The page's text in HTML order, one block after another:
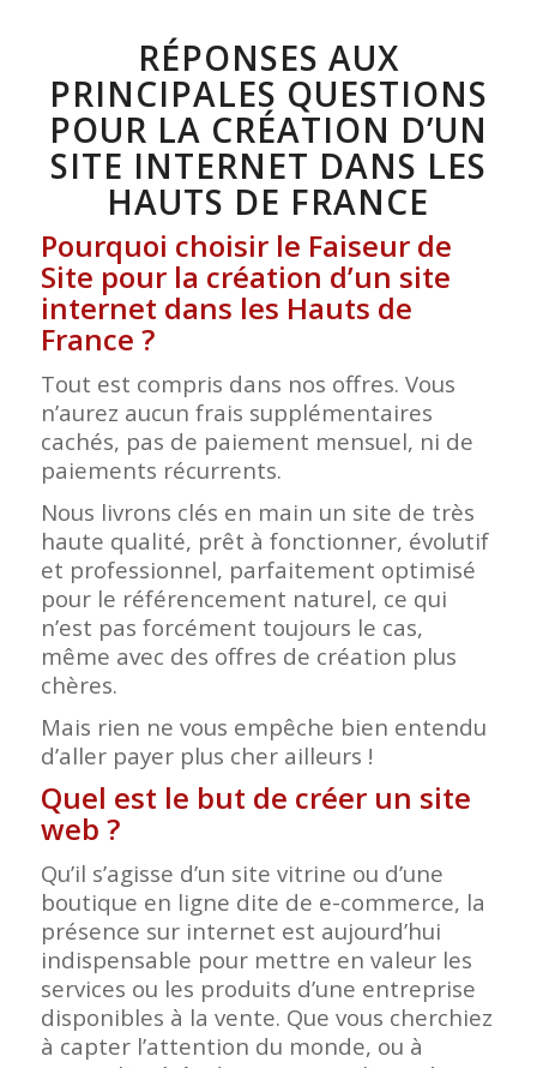
RÉPONSES AUX
PRINCIPALES QUESTIONS
POUR LA CRÉATION D’UN
SITE INTERNET DANS LES
HAUTS DE FRANCE
Pourquoi choisir le Faiseur de
Site pour la création d’un site
internet dans les Hauts de
France ?
Tout est compris dans nos offres. Vous
n’aurez aucun frais supplémentaires
cachés, pas de paiement mensuel, ni de
paiements récurrents.
Nous livrons clés en main un site de très
haute qualité, prêt à fonctionner, évolutif
et professionnel, parfaitement optimisé
pour le référencement naturel, ce qui
n’est pas forcément toujours le cas,
même avec des offres de création plus
chères.
Mais rien ne vous empêche bien entendu
d’aller payer plus cher ailleurs !
Quel est le but de créer un site
web ?
Qu’il s’agisse d’un site vitrine ou d’une
boutique en ligne dite de e-commerce, la
présence sur internet est aujourd’hui
indispensable pour mettre en valeur les
services ou les produits d’une entreprise
disponibles à la vente. Que vous cherchiez
à capter l’attention du monde, ou à